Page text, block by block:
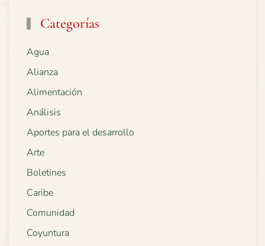
Categorías
Agua
Alianza
Alimentación
Análisis
Aportes para el desarrollo
Arte
Boletines
Caribe
Comunidad
Coyuntura